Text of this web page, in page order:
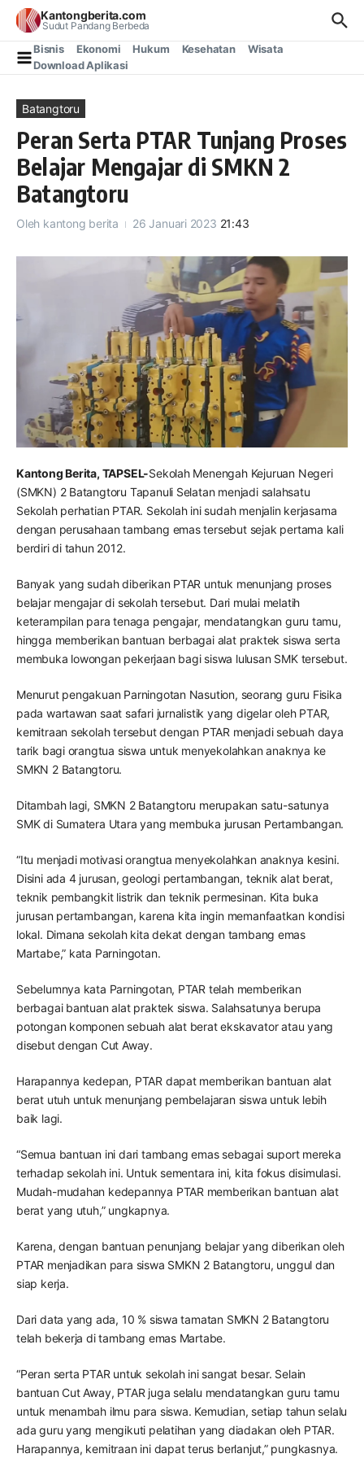
Lewati ke konten
Kantongberita.com
Sudut Pandang Berbeda
Bisnis Ekonomi Hukum Kesehatan
Wisata
Download Aplikasi
Batangtoru
Peran Serta PTAR Tunjang Proses
Belajar Mengajar di SMKN 2
Batangtoru
Oleh kantong berita 26 Januari 2023 21:43
Kantong Berita, TAPSEL-Sekolah Menengah Kejuruan Negeri
(SMKN) 2 Batangtoru Tapanuli Selatan menjadi salahsatu
Sekolah perhatian PTAR. Sekolah ini sudah menjalin kerjasama
dengan perusahaan tambang emas tersebut sejak pertama kali
berdiri di tahun 2012.
Banyak yang sudah diberikan PTAR untuk menunjang proses
belajar mengajar di sekolah tersebut. Dari mulai melatih
keterampilan para tenaga pengajar, mendatangkan guru tamu,
hingga memberikan bantuan berbagai alat praktek siswa serta
membuka lowongan pekerjaan bagi siswa lulusan SMK tersebut.
Menurut pengakuan Parningotan Nasution, seorang guru Fisika
pada wartawan saat safari jurnalistik yang digelar oleh PTAR,
kemitraan sekolah tersebut dengan PTAR menjadi sebuah daya
tarik bagi orangtua siswa untuk menyekolahkan anaknya ke
SMKN 2 Batangtoru.
Ditambah lagi, SMKN 2 Batangtoru merupakan satu-satunya
SMK di Sumatera Utara yang membuka jurusan Pertambangan.
“Itu menjadi motivasi orangtua menyekolahkan anaknya kesini.
Disini ada 4 jurusan, geologi pertambangan, teknik alat berat,
teknik pembangkit listrik dan teknik permesinan. Kita buka
jurusan pertambangan, karena kita ingin memanfaatkan kondisi
lokal. Dimana sekolah kita dekat dengan tambang emas
Martabe,” kata Parningotan.
Sebelumnya kata Parningotan, PTAR telah memberikan
berbagai bantuan alat praktek siswa. Salahsatunya berupa
potongan komponen sebuah alat berat ekskavator atau yang
disebut dengan Cut Away.
Harapannya kedepan, PTAR dapat memberikan bantuan alat
berat utuh untuk menunjang pembelajaran siswa untuk lebih
baik lagi.
“Semua bantuan ini dari tambang emas sebagai suport mereka
terhadap sekolah ini. Untuk sementara ini, kita fokus disimulasi.
Mudah-mudahan kedepannya PTAR memberikan bantuan alat
berat yang utuh,” ungkapnya.
Karena, dengan bantuan penunjang belajar yang diberikan oleh
PTAR menjadikan para siswa SMKN 2 Batangtoru, unggul dan
siap kerja.
Dari data yang ada, 10 % siswa tamatan SMKN 2 Batangtoru
telah bekerja di tambang emas Martabe.
“Peran serta PTAR untuk sekolah ini sangat besar. Selain
bantuan Cut Away, PTAR juga selalu mendatangkan guru tamu
untuk menambah ilmu para siswa. Kemudian, setiap tahun selalu
ada guru yang mengikuti pelatihan yang diadakan oleh PTAR.
Harapannya, kemitraan ini dapat terus berlanjut,” pungkasnya.